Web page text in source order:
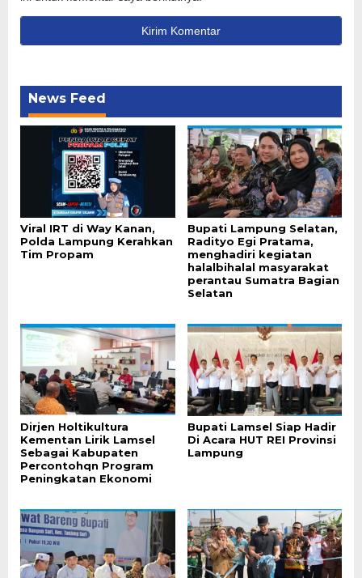
News Feed
Viral IRT di Way Kanan,
Polda Lampung Kerahkan
Tim Propam
Bupati Lampung Selatan,
Radityo Egi Pratama,
menghadiri kegiatan
halalbihalal masyarakat
perantau Sumatra Bagian
Selatan
Dirjen Holtikultura
Kementan Lirik Lamsel
Sebagai Kabupaten
Percontohqn Program
Peningkatan Ekonomi
Bupati Lamsel Siap Hadir
Di Acara HUT REI Provinsi
Lampung